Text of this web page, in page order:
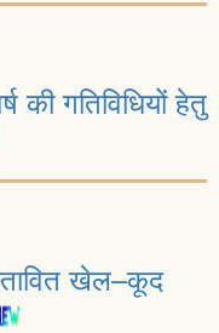
की गतिविधियों हेतु
खेल–कूद